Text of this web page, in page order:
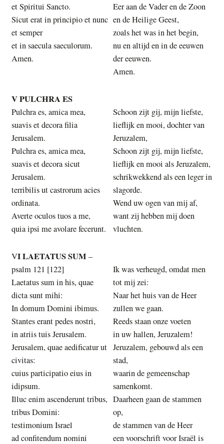
et Spiritui Sancto.
Sicut erat in principio et nunc
et semper
et in saecula saeculorum.
Amen.
Eer aan de Vader en de Zoon
en de Heilige Geest,
zoals het was in het begin,
nu en altijd en in de eeuwen
der eeuwen.
Amen.
V PULCHRA ES
Pulchra es, amica mea,
suavis et decora filia
Jerusalem.
Pulchra es, amica mea,
suavis et decora sicut
Jerusalem.
terribilis ut castrorum acies
ordinata.
Averte oculos tuos a me,
quia ipsi me avolare fecerunt.
Schoon zijt gij, mijn liefste,
lieflijk en mooi, dochter van
Jeruzalem,
Schoon zijt gij, mijn liefste,
lieflijk en mooi als Jeruzalem,
schrikwekkend als een leger in
slagorde.
Wend uw ogen van mij af,
want zij hebben mij doen
vluchten.
VI LAETATUS SUM –
psalm 121 [122]
Laetatus sum in his, quae
dicta sunt mihi:
In domum Domini ibimus.
Stantes erant pedes nostri,
in atriis tuis Jerusalem.
Jerusalem, quae aedificatur ut
civitas:
cuius participatio eius in
idipsum.
Illuc enim ascenderunt tribus,
tribus Domini:
testimonium Israel
ad confitendum nomini
Ik was verheugd, omdat men
tot mij zei:
Naar het huis van de Heer
zullen we gaan.
Reeds staan onze voeten
in uw hallen, Jeruzalem!
Jeruzalem, gebouwd als een
stad,
waarin de gemeenschap
samenkomt.
Daarheen gaan de stammen
op,
de stammen van de Heer
een voorschrift voor Israël is